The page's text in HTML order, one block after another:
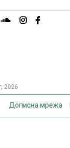
2026
Дописна мрежа